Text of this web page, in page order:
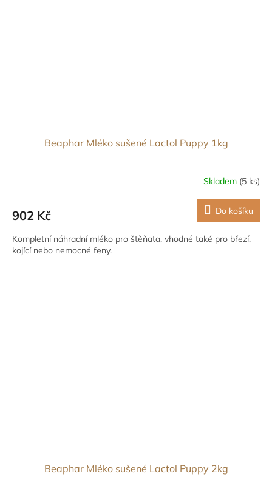
Beaphar Mléko sušené Lactol Puppy 1kg
Skladem (5 ks)
902 Kč Do košíku
Kompletní náhradní mléko pro štěňata, vhodné také pro březí,
kojící nebo nemocné feny.
Beaphar Mléko sušené Lactol Puppy 2kg